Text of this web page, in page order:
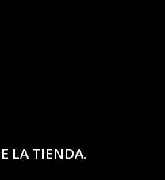
LA TIENDA.